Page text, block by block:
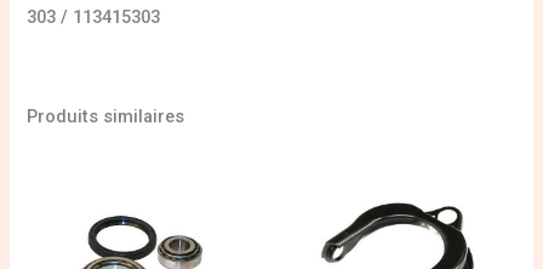
303 / 113415303
Produits similaires